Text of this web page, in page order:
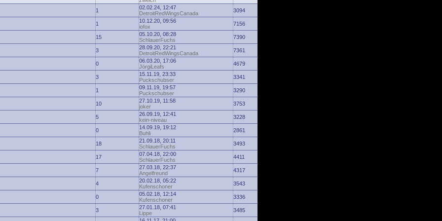
1
02.02.24, 12:47
DetroitRedWingsCanada
3094
1
10.12.20, 09:56
iofox
7156
15
05.10.20, 08:28
SchlauerFuchs
7390
3
28.09.20, 22:21
DetroitRedWingsCanada
7361
0
06.03.20, 17:06
JörgiLeafs
4679
3
15.11.19, 23:33
Puckschubser
3341
1
09.11.19, 19:57
Puckschubser
3290
10
27.10.19, 11:58
joker
3753
5
26.09.19, 12:41
kein-niveau
3228
0
14.09.19, 19:12
Buhli
2861
18
21.09.18, 20:11
SchlauerFuchs
3493
17
07.04.18, 22:00
SchlauerFuchs
4411
7
27.03.18, 22:37
Angelfreund
4317
4
20.02.18, 05:22
Kufenschoner
3543
0
05.02.18, 12:14
Kufenschoner
3336
3
27.01.18, 07:41
Lippe
3485